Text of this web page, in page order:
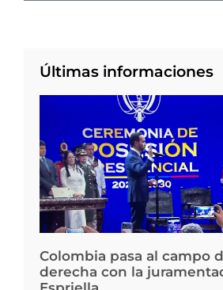
Últimas informaciones
Colombia pasa al campo
derecha con la